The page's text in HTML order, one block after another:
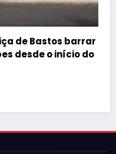
barrar atos da
o início do